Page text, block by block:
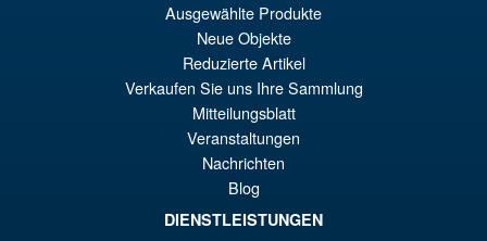
IN DEN WARENKORB
Marvel Legends Family
Matters 3 Pack Magneto
Quicksilver and Scarlet Witch
Ausgewählte Produkte
Neue Objekte
Reduzierte Artikel
Verkaufen Sie uns Ihre Sammlung
Mitteilungsblatt
Veranstaltungen
Nachrichten
Blog
DIENSTLEISTUNGEN